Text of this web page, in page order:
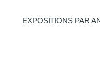
EXPOSITIONS PAR